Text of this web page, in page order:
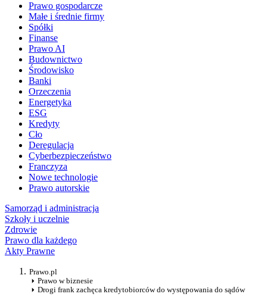
Prawo gospodarcze
Małe i średnie firmy
Spółki
Finanse
Prawo AI
Budownictwo
Środowisko
Banki
Orzeczenia
Energetyka
ESG
Kredyty
Cło
Deregulacja
Cyberbezpieczeństwo
Franczyza
Nowe technologie
Prawo autorskie
Samorząd i administracja
Szkoły i uczelnie
Zdrowie
Prawo dla każdego
Akty Prawne
Prawo.pl
Prawo w biznesie
Drogi frank zachęca kredytobiorców do występowania do sądów